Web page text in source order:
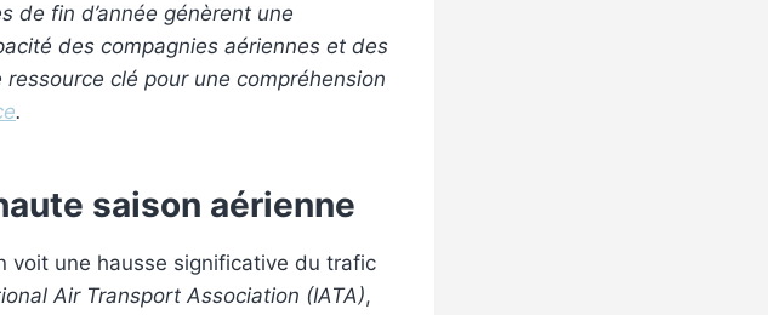
de fin d’année génèrent une
des compagnies aériennes et des
clé pour une compréhension
.
saison aérienne
voit une hausse significative du trafic
Air Transport Association (IATA),